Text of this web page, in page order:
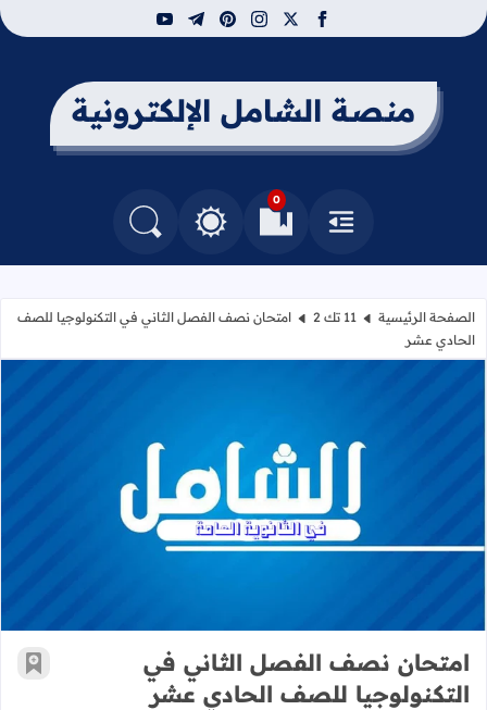
facebook
x
instagram
pinterest
telegram
youtube
منصة الشامل الإلكترونية
القائمة
0
العلامات المرجعيةالتغيير بين الوضع النهاري والداكن
البحث في المدونة
الصفحة الرئيسية 11 تك 2
امتحان نصف الفصل الثاني في التكنولوجيا للصف
الحادي عشر
امتحان نصف الفصل الثاني في
امتحان نصف الفصل الثاني في
التكنولوجيا للصف الحادي عشر
أضف